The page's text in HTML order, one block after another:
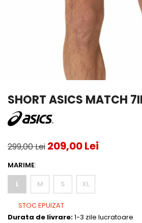
Juniori
Jachete si Hanorace Padel
SHORT ASICS MATCH
299,00 Lei 209,00 Lei
MARIME:
L
M S XL
STOC EPUIZAT
Durata de livrare:1-3 zile lucratoare